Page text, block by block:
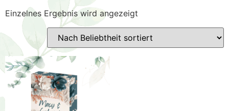
Einzelnes Ergebnis wird angezeigt